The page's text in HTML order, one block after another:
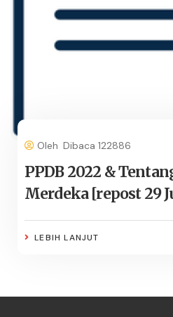
Oleh Dibaca 122886
PPDB 2022 &
Merdeka [repost 29
LEBIH LANJUT